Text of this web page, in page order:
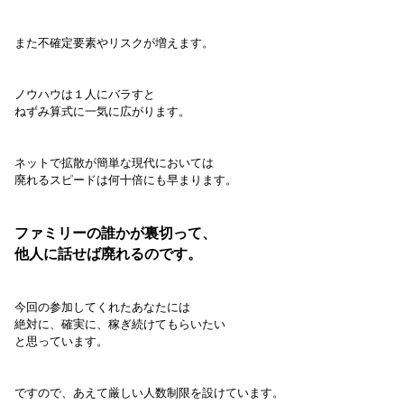
また不確定要素やリスクが増えます。
ノウハウは１人にバラすと
ねずみ算式に一気に広がります。
ネットで拡散が簡単な現代においては
廃れるスピードは何十倍にも早まります。
ファミリーの誰かが裏切って、
他人に話せば廃れるのです。
今回の参加してくれたあなたには
絶対に、確実に、稼ぎ続けてもらいたい
と思っています。
ですので、あえて厳しい人数制限を設けています。